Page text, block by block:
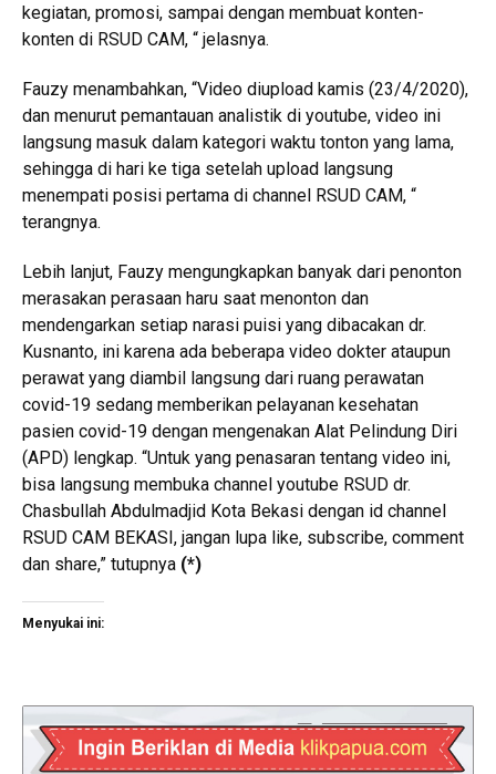
kegiatan, promosi, sampai dengan membuat konten-
konten di RSUD CAM, “ jelasnya.
Fauzy menambahkan, “Video diupload kamis (23/4/2020),
dan menurut pemantauan analistik di youtube, video ini
langsung masuk dalam kategori waktu tonton yang lama,
sehingga di hari ke tiga setelah upload langsung
menempati posisi pertama di channel RSUD CAM, “
terangnya.
Lebih lanjut, Fauzy mengungkapkan banyak dari penonton
merasakan perasaan haru saat menonton dan
mendengarkan setiap narasi puisi yang dibacakan dr.
Kusnanto, ini karena ada beberapa video dokter ataupun
perawat yang diambil langsung dari ruang perawatan
covid-19 sedang memberikan pelayanan kesehatan
pasien covid-19 dengan mengenakan Alat Pelindung Diri
(APD) lengkap. “Untuk yang penasaran tentang video ini,
bisa langsung membuka channel youtube RSUD dr.
Chasbullah Abdulmadjid Kota Bekasi dengan id channel
RSUD CAM BEKASI, jangan lupa like, subscribe, comment
dan share,” tutupnya (*)
Menyukai ini: